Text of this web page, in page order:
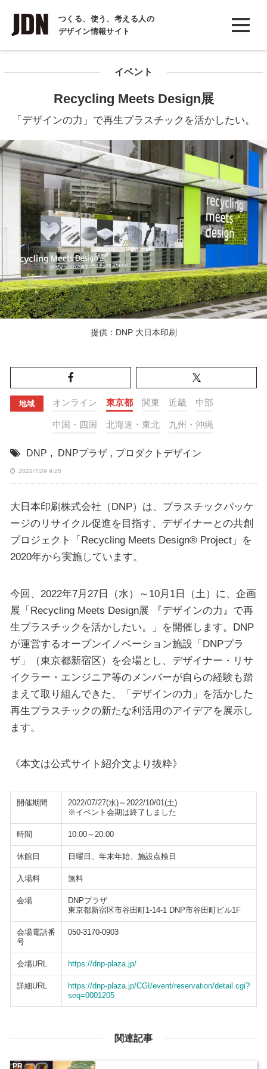
つくる、使う、考える人の
デザイン情報サイト
INTERVIEW
インタビュー
COLUMN
イベント
Recycling Meets Design展
「デザインの力」で再生プラスチックを活かしたい。
提供：DNP 大日本印刷
地域 オンライン 東京都 関東 近畿 中部
中国・四国 北海道・東北 九州・沖縄
DNP , DNPプラザ , プロダクトデザイン
2022/7/29 9:25
大日本印刷株式会社（DNP）は、プラスチックパッケ
ージのリサイクル促進を目指す、デザイナーとの共創
プロジェクト「Recycling Meets Design® Project」を
2020年から実施しています。
今回、2022年7月27日（水）～10月1日（土）に、企画
展「Recycling Meets Design展 『デザインの力』で再
生プラスチックを活かしたい。」を開催します。DNP
が運営するオープンイノベーション施設「DNPプラ
ザ」（東京都新宿区）を会場とし、デザイナー・リサ
イクラー・エンジニア等のメンバーが自らの経験も踏
まえて取り組んできた、「デザインの力」を活かした
再生プラスチックの新たな利活用のアイデアを展示し
ます。
《本文は公式サイト紹介文より抜粋》
開催期間
2022/07/27(水)～2022/10/01(土)
※イベント会期は終了しました
時間 10:00～20:00
休館日 日曜日、年末年始、施設点検日
入場料 無料
会場
DNPプラザ
東京都新宿区市谷田町1-14-1 DNP市谷田町ビル1F
会場電話番
号
050-3170-0903
会場URL https://dnp-plaza.jp/
詳細URL
https://dnp-plaza.jp/CGI/event/reservation/detail.cgi?
seq=0001205
関連記事
PR